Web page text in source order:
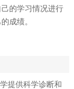
的学习情况进行
成绩。
提供科学诊断和